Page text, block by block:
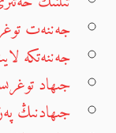
جەننەت
جەننەتكە
جىھاد
جىھادنىڭ